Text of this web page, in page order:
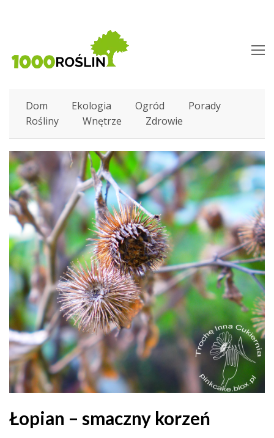
Dom Ekologia Ogród
Porady
Rośliny
Wnętrze Zdrowie
Łopian – smaczny korzeń